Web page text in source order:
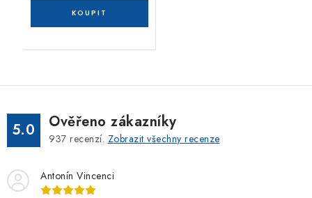
5.0 Ověřeno zákazníky
937 recenzí. Zobrazit všechny recenze
Antonín Vincenci